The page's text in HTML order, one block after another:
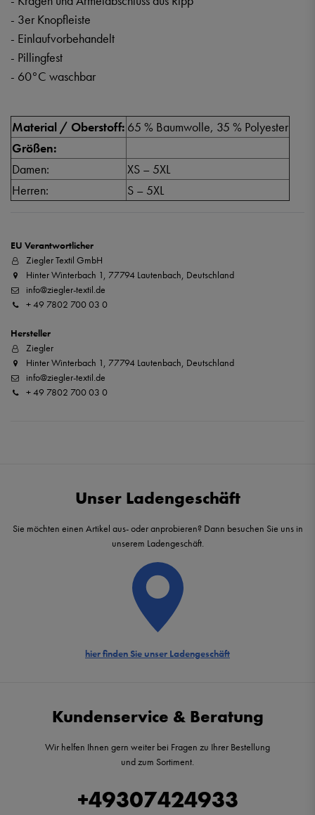
- 3er Knopfleiste
- Einlaufvorbehandelt
- Pillingfest
- 60°C waschbar
Material / Oberstoff: 65 % Baumwolle, 35 % Polyester
Größen:
Damen:
XS – 5XL
Herren:
S – 5XL
EU Verantwortlicher
Ziegler Textil GmbH
Hinter Winterbach 1, 77794 Lautenbach, Deutschland
info@ziegler-textil.de
+ 49 7802 700 03 0
Hersteller
Ziegler
Hinter Winterbach 1, 77794 Lautenbach, Deutschland
info@ziegler-textil.de
+ 49 7802 700 03 0
Unser Ladengeschäft
Sie möchten einen Artikel aus- oder anprobieren? Dann besuchen Sie uns in
unserem Ladengeschäft.
hier finden Sie unser Ladengeschäft
Kundenservice & Beratung
Wir helfen Ihnen gern weiter bei Fragen zu Ihrer Bestellung
und zum Sortiment.
+49307424933